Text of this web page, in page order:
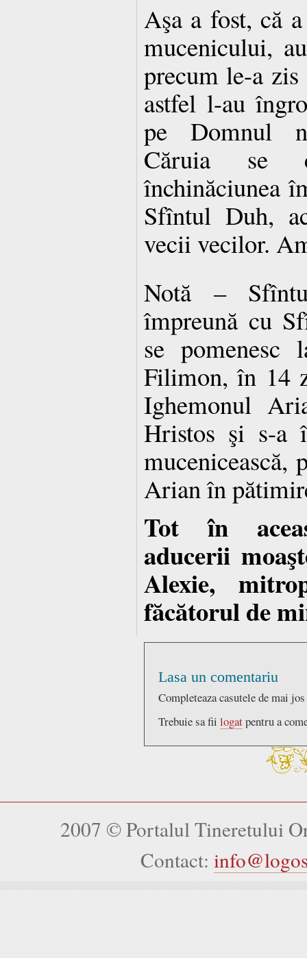
Aşa a fost, că
mucenicului,
precum le-a
astfel l-au
pe Domnul
Căruia se
închinăciunea
Sfîntul Duh,
vecii vecilor.
Notă –
împreună cu
se pomenesc
Filimon, în 14
Ighemonul
Hristos şi s-a
mucenicească,
Arian în
Tot în
aducerii
Alexie,
făcătorul de
Lasa un comentariu
Completeaza casutele de mai
Trebuie sa fii logatpentru a
2007 © Portalul Tineretului
Contact: